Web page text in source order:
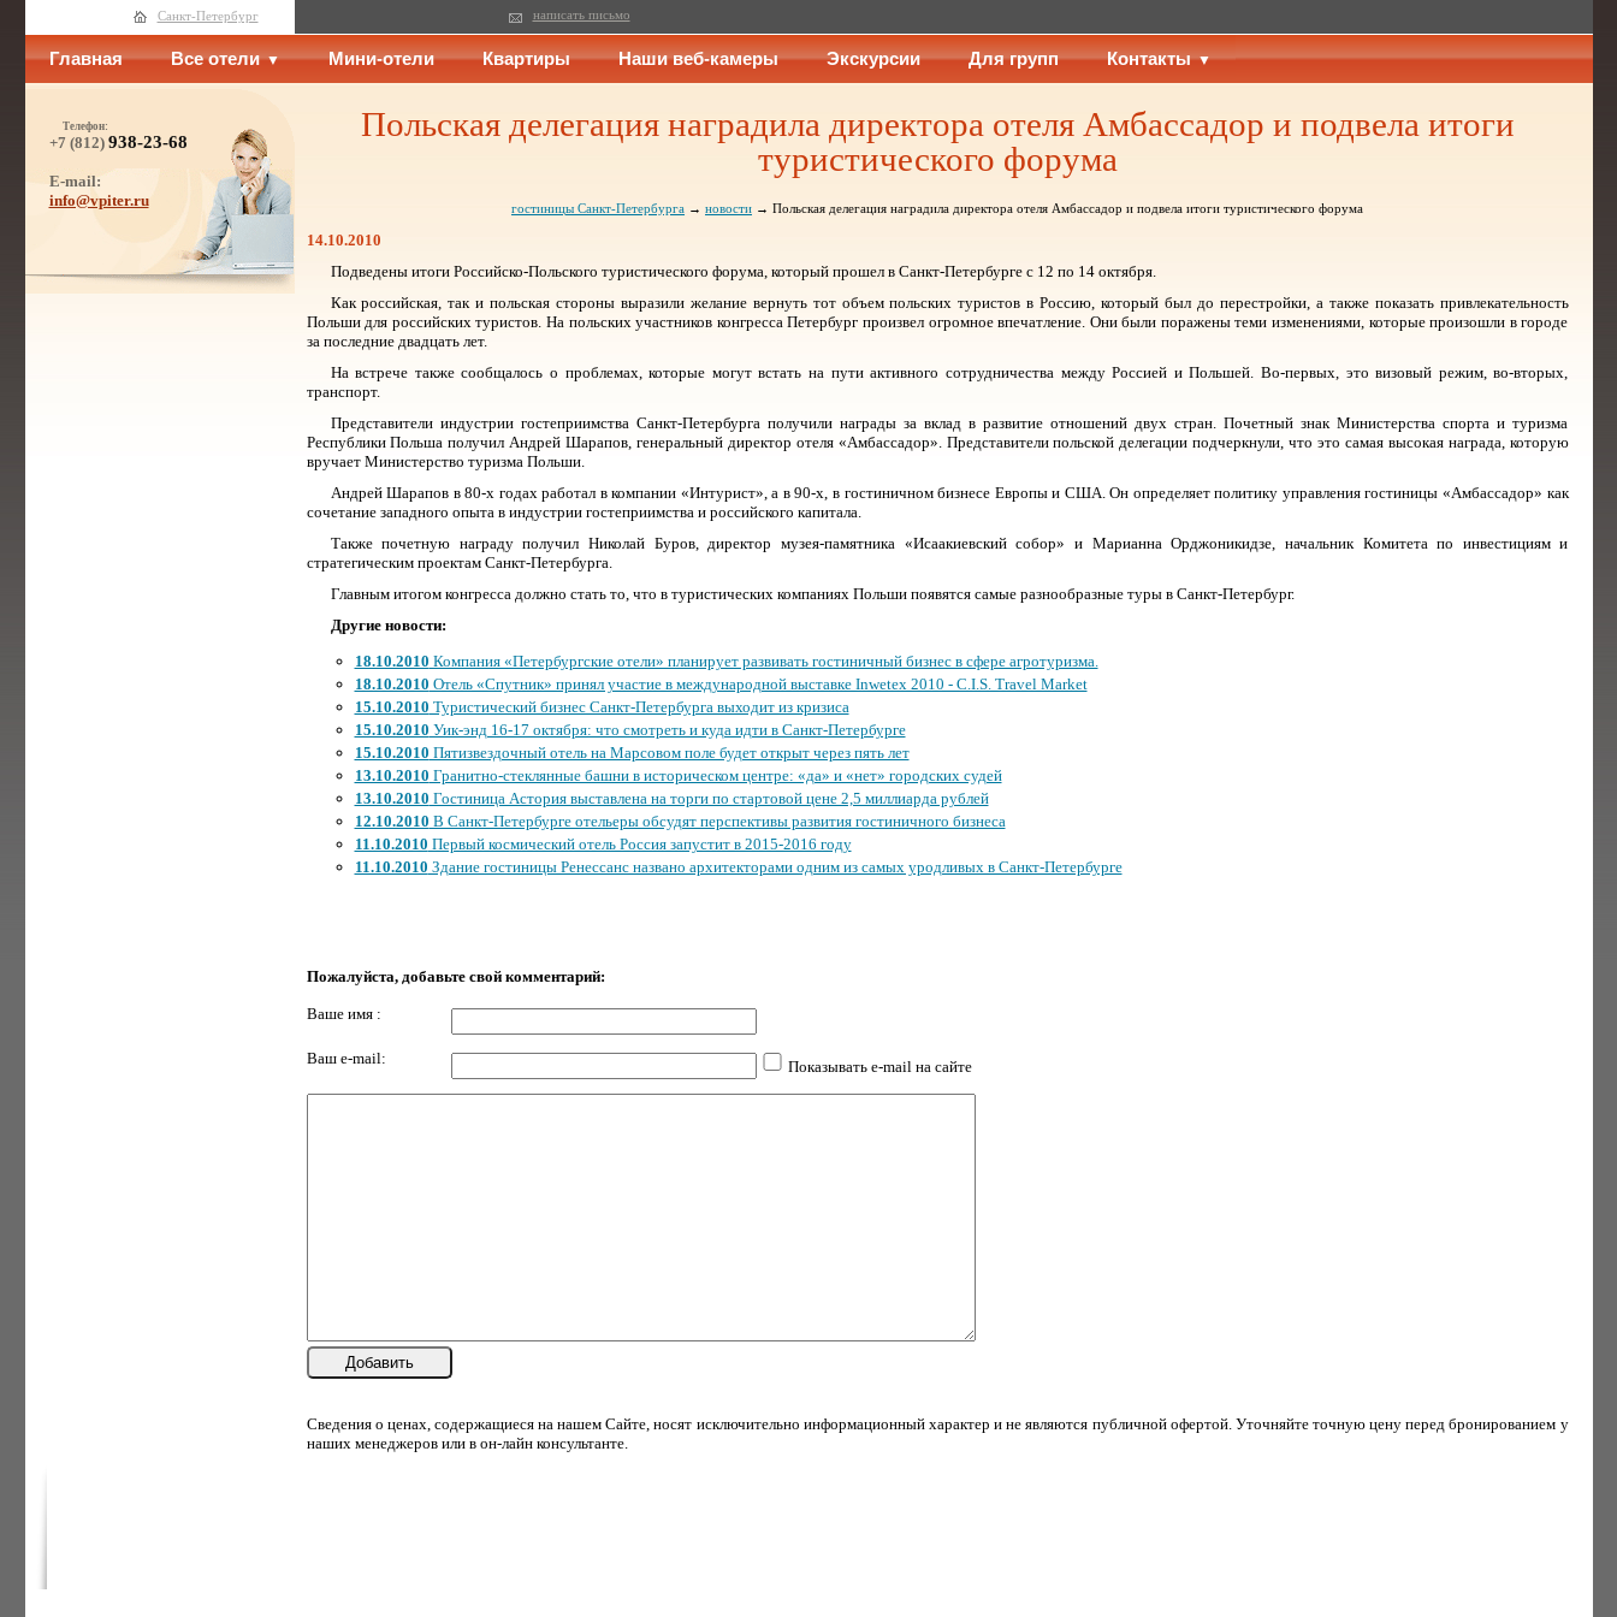
Санкт-Петербург написать письмо
Главная Все отели Мини-отели Квартиры Наши веб-камеры Экскурсии Для групп Контакты
Телефон:
+7 (812) 938-23-68
E-mail:
info@vpiter.ru
Польская делегация наградила директора отеля Амбассадор и подвела итоги
туристического форума
гостиницы Санкт-Петербурга → новости → Польская делегация наградила директора отеля Амбассадор и подвела итоги туристического форума
14.10.2010
Подведены итоги Российско-Польского туристического форума, который прошел в Санкт-Петербурге с 12 по 14 октября.
Как российская, так и польская стороны выразили желание вернуть тот объем польских туристов в Россию, который был до перестройки, а также показать привлекательность
Польши для российских туристов. На польских участников конгресса Петербург произвел огромное впечатление. Они были поражены теми изменениями, которые произошли в городе
за последние двадцать лет.
На встрече также сообщалось о проблемах, которые могут встать на пути активного сотрудничества между Россией и Польшей. Во-первых, это визовый режим, во-вторых,
транспорт.
Представители индустрии гостеприимства Санкт-Петербурга получили награды за вклад в развитие отношений двух стран. Почетный знак Министерства спорта и туризма
Республики Польша получил Андрей Шарапов, генеральный директор отеля «Амбассадор». Представители польской делегации подчеркнули, что это самая высокая награда, которую
вручает Министерство туризма Польши.
Андрей Шарапов в 80-х годах работал в компании «Интурист», а в 90-х, в гостиничном бизнесе Европы и США. Он определяет политику управления гостиницы «Амбассадор» как
сочетание западного опыта в индустрии гостеприимства и российского капитала.
Также почетную награду получил Николай Буров, директор музея-памятника «Исаакиевский собор» и Марианна Орджоникидзе, начальник Комитета по инвестициям и
стратегическим проектам Санкт-Петербурга.
Главным итогом конгресса должно стать то, что в туристических компаниях Польши появятся самые разнообразные туры в Санкт-Петербург.
Другие новости:
18.10.2010 Компания «Петербургские отели» планирует развивать гостиничный бизнес в сфере агротуризма.
18.10.2010 Отель «Спутник» принял участие в международной выставке Inwetex 2010 - C.I.S. Travel Market
15.10.2010 Туристический бизнес Санкт-Петербурга выходит из кризиса
15.10.2010 Уик-энд 16-17 октября: что смотреть и куда идти в Санкт-Петербурге
15.10.2010 Пятизвездочный отель на Марсовом поле будет открыт через пять лет
13.10.2010 Гранитно-стеклянные башни в историческом центре: «да» и «нет» городских судей
13.10.2010 Гостиница Астория выставлена на торги по стартовой цене 2,5 миллиарда рублей
12.10.2010 В Санкт-Петербурге отельеры обсудят перспективы развития гостиничного бизнеса
11.10.2010 Первый космический отель Россия запустит в 2015-2016 году
11.10.2010 Здание гостиницы Ренессанс названо архитекторами одним из самых уродливых в Санкт-Петербурге
Пожалуйста, добавьте свой комментарий:
Ваше имя :
Ваш e-mail: Показывать e-mail на сайте
Добавить
Сведения о ценах, содержащиеся на нашем Сайте, носят исключительно информационный характер и не являются публичной офертой. Уточняйте точную цену перед бронированием у
наших менеджеров или в он-лайн консультанте.